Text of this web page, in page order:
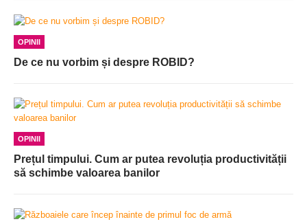
OPINII
De ce nu vorbim și despre ROBID?
OPINII
Prețul timpului. Cum ar putea revoluția productivității
să schimbe valoarea banilor